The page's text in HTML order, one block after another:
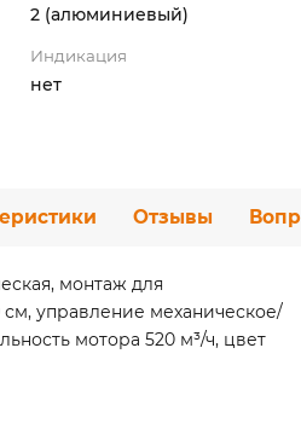
2 (алюминиевый)
Индикация
нет
Отзывы
монтаж для
управление механическое/
мотора 520 м³/ч, цвет